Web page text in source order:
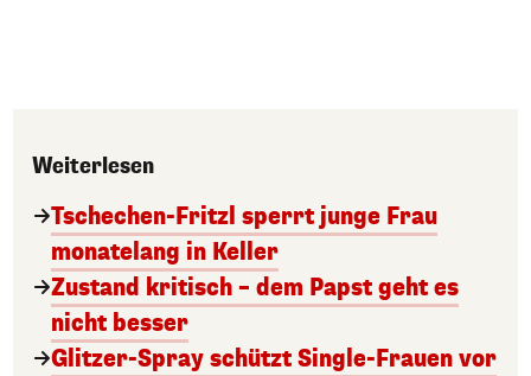
Weiterlesen
Tschechen-Fritzl sperrt junge Frau
monatelang in Keller
Zustand kritisch – dem Papst geht es
nicht besser
Glitzer-Spray schützt Single-Frauen vor